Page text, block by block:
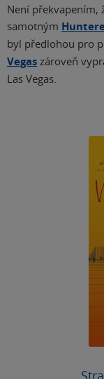
Není překvapením,
samotným
byl předlohou pro
Vegas zároveň
Las Vegas.